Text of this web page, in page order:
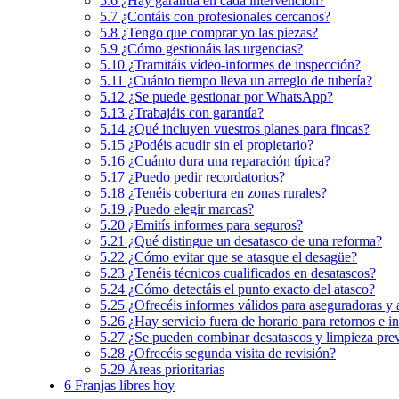
5.7 ¿Contáis con profesionales cercanos?
5.8 ¿Tengo que comprar yo las piezas?
5.9 ¿Cómo gestionáis las urgencias?
5.10 ¿Tramitáis vídeo-informes de inspección?
5.11 ¿Cuánto tiempo lleva un arreglo de tubería?
5.12 ¿Se puede gestionar por WhatsApp?
5.13 ¿Trabajáis con garantía?
5.14 ¿Qué incluyen vuestros planes para fincas?
5.15 ¿Podéis acudir sin el propietario?
5.16 ¿Cuánto dura una reparación típica?
5.17 ¿Puedo pedir recordatorios?
5.18 ¿Tenéis cobertura en zonas rurales?
5.19 ¿Puedo elegir marcas?
5.20 ¿Emitís informes para seguros?
5.21 ¿Qué distingue un desatasco de una reforma?
5.22 ¿Cómo evitar que se atasque el desagüe?
5.23 ¿Tenéis técnicos cualificados en desatascos?
5.24 ¿Cómo detectáis el punto exacto del atasco?
5.25 ¿Ofrecéis informes válidos para aseguradoras y
5.26 ¿Hay servicio fuera de horario para retornos e
5.27 ¿Se pueden combinar desatascos y limpieza
5.28 ¿Ofrecéis segunda visita de revisión?
5.29 Áreas prioritarias
6 Franjas libres hoy